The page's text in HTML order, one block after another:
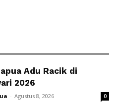
Adu Racik di
2026
- Agustus 8, 2026 0